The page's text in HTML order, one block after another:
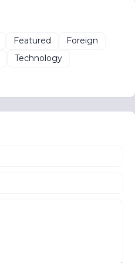
Featured
Foreign
Technology